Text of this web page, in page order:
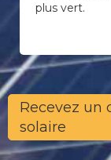
plus vert.
Recevez un
solaire